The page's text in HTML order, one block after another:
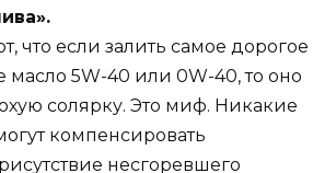
что если залить самое дорогое
масло 5W-40 или 0W-40, то оно
солярку. Это миф. Никакие
компенсировать
несгоревшего